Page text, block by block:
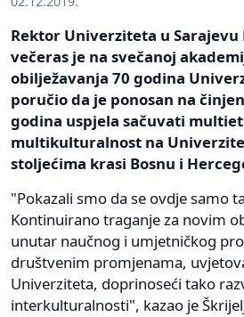
Rektor Univerziteta u Sarajevu
večeras je na svečanoj
obilježavanja 70 godina
poručio da je ponosan na
godina uspjela sačuvati
multikulturalnost na
stoljećima krasi Bosnu i
"Pokazali smo da se ovdje samo
Kontinuirano traganje za novim
unutar naučnog i umjetničkog
društvenim promjenama,
Univerziteta, doprinoseći tako
interkulturalnosti", kazao je